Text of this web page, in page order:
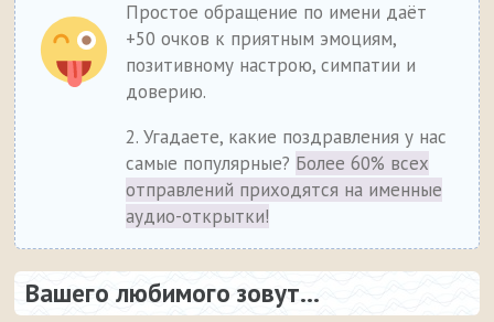
Простое обращение по имени даёт
+50 очков к приятным эмоциям,
позитивному настрою, симпатии и
доверию.
2. Угадаете, какие поздравления у нас
самые популярные? Более 60% всех
отправлений приходятся на именные
аудио-открытки!
Вашего любимого зовут...